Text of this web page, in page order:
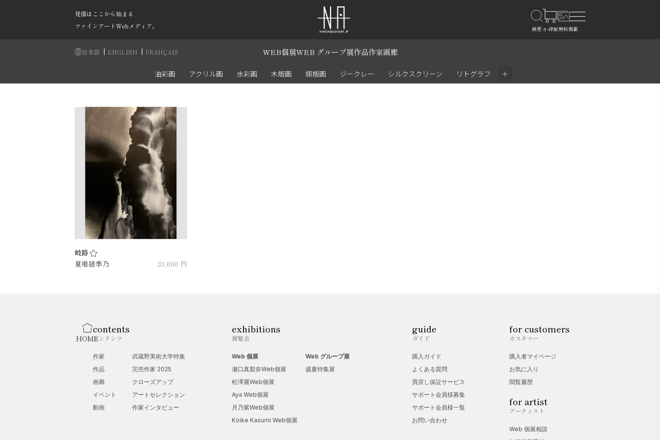
発信はここから始まる
ファインアートWebメディア。
日本語 | ENGLISH | FRANÇAIS WEB個展WEB グループ展作品作家画廊
油彩画 アクリル画 水彩画 木版画 銅版画 ジークレー シルクスクリーン リトグラフ ＋
岐路
夏唯結季乃
33,000 円
HOME
contents
コンテンツ
作家
作品
画廊
イベント
動画
武蔵野美術大学特集
完売作家 2025
クローズアップ
アートセレクション
作家インタビュー
exhibitions
展覧会
Web 個展
瀬口真梨奈Web個展
松澤麗Web個展
Aya Web個展
月乃紫Web個展
Koike Kasumi Web個展
Web グループ展
盛夏特集展
guide
ガイド
購入ガイド
よくある質問
買戻し保証サービス
サポート会員様募集
サポート会員様一覧
お問い合わせ
for customers
カスタマー
購入者マイページ
お気に入り
閲覧履歴
for artist
アーティスト
Web 個展相談